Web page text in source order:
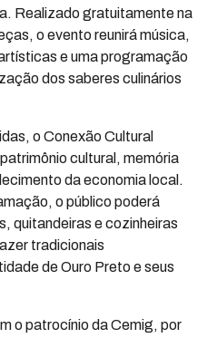
Realizado gratuitamente na
o evento reunirá música,
e uma programação
dos saberes culinários
o Conexão Cultural
cultural, memória
da economia local.
o público poderá
quitandeiras e cozinheiras
tradicionais
de Ouro Preto e seus
o patrocínio da Cemig, por